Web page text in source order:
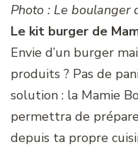
Photo : Le boulanger
Le kit burger de
Envie d’un burger
produits ? Pas de
solution : la Mamie
permettra de
depuis ta propre